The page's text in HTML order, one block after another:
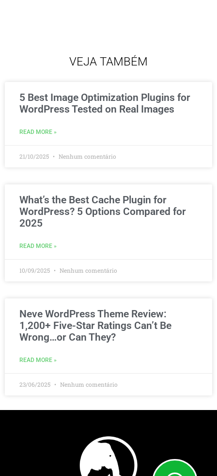
VEJA TAMBÉM
5 Best Image Optimization Plugins for
WordPress Tested on Real Images
READ MORE »
21/10/2025 Nenhum comentário
What’s the Best Cache Plugin for
WordPress? 5 Options Compared for
2025
READ MORE »
10/09/2025 Nenhum comentário
Neve WordPress Theme Review:
1,200+ Five-Star Ratings Can’t Be
Wrong…or Can They?
READ MORE »
23/06/2025 Nenhum comentário